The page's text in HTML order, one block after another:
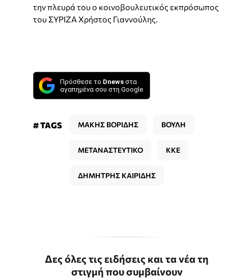
την πλευρά του ο κοινοβουλευτικός εκπρόσωπος
του ΣΥΡΙΖΑ Χρήστος Γιαννούλης.
Πρόσθεσε το Dnews στα
αγαπημένα σου στη Google
# TAGS ΜΑΚΗΣ ΒΟΡΙΔΗΣ ΒΟΥΛΗ
ΜΕΤΑΝΑΣΤΕΥΤΙΚΟ ΚΚΕ
ΔΗΜΗΤΡΗΣ ΚΑΙΡΙΔΗΣ
Δες όλες τις ειδήσεις και τα νέα τη
στιγμή που συμβαίνουν